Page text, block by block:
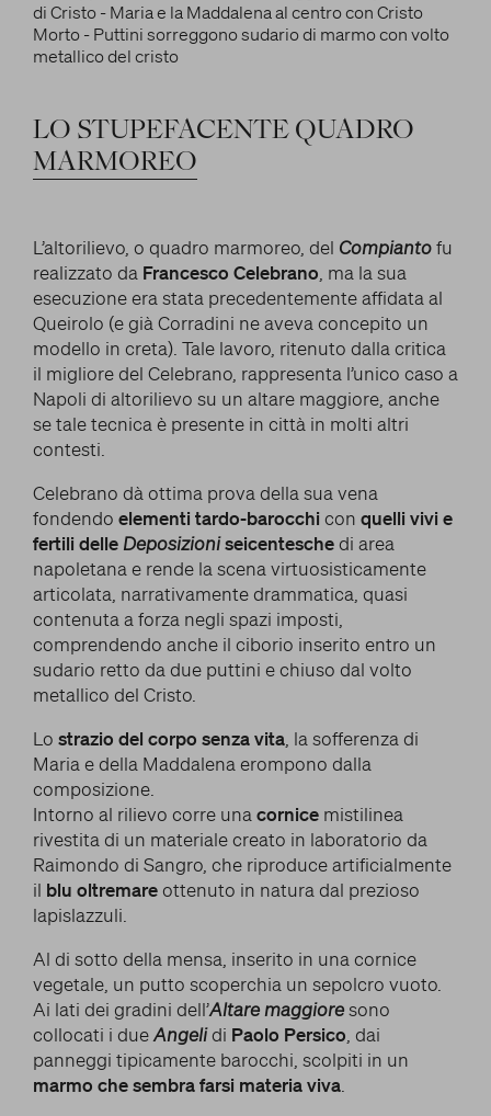
e/o disattivarli secondo le proprie preferenze, salvo i
Cookie strettamente necessari per il funzionamento
l’esperienza sulla Piattaforma e il suo funzionamento.
Premendo “Conferma le impostazioni”, la selezione
relativa ai cookie effettuata verrà salvata. Se non è
ulteriori informazioni, è possibile consultare la
nostraUlteriori informazioni
Cookie strettamente necessari
Cookie di analisi
Cookies di marketing
OPERE LETTERARIE E SCIENTIFICHE
RAPPORTO CON GLI ARTISTI
facebook twitter
LO STUPEFACENTE QUADRO
MARMOREO
L’altorilievo, o quadro marmoreo, del Compiantofu
realizzato da Francesco Celebrano , ma la sua
esecuzione era stata precedentemente affidata al
Queirolo (e già Corradini ne aveva concepito un
modello in creta). Tale lavoro, ritenuto dalla critica
il migliore del Celebrano, rappresenta l’unico caso a
Napoli di altorilievo su un altare maggiore, anche
se tale tecnica è presente in città in molti altri
contesti.
Celebrano dà ottima prova della sua vena
fondendo elementi tardo-barocchi con quelli vivi e
fertili delle Deposizioniseicenteschedi area
napoletana e rende la scena virtuosisticamente
articolata, narrativamente drammatica, quasi
contenuta a forza negli spazi imposti,
comprendendo anche il ciborio inserito entro un
sudario retto da due puttini e chiuso dal volto
metallico del Cristo.
Lo strazio del corpo senza vita, la sofferenza di
Maria e della Maddalena erompono dalla
composizione.
Intorno al rilievo corre una cornicemistilinea
rivestita di un materiale creato in laboratorio da
Raimondo di Sangro, che riproduce artificialmente
il blu oltremareottenuto in natura dal prezioso
lapislazzuli.
Al di sotto della mensa, inserito in una cornice
vegetale, un putto scoperchia un sepolcro vuoto.
Ai lati dei gradini dell’Altare maggioresono
collocati i dueAngelidi Paolo Persico , dai
panneggi tipicamente barocchi, scolpiti in un
marmo che sembra farsi materia viva.